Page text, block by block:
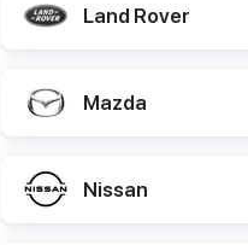
Land Rover
Mazda
Nissan